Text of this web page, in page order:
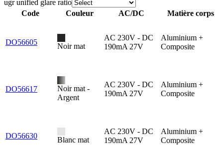
ugr unified glare ratio
Code
Couleur AC/DC Matière corps
DO56605 Noir mat
AC 230V - DC
190mA 27V
Aluminium +
Composite
DO56617
Noir mat -
Argent
AC 230V - DC
190mA 27V
Aluminium +
Composite
DO56630 Blanc mat
AC 230V - DC
190mA 27V
Aluminium +
Composite